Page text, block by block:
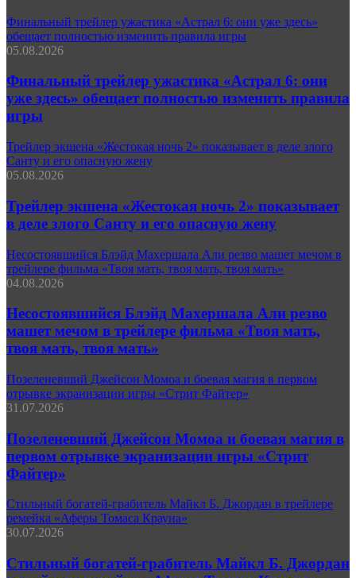
Финальный трейлер ужастика «Астрал 6: они уже здесь»
обещает полностью изменить правила игры
05.08.2026
Финальный трейлер ужастика «Астрал 6: они
уже здесь» обещает полностью изменить правила
игры
Трейлер экшена «Жестокая ночь 2» показывает в деле злого
Санту и его опасную жену
05.08.2026
Трейлер экшена «Жестокая ночь 2» показывает
в деле злого Санту и его опасную жену
Несостоявшийся Блэйд Махершала Али резво машет мечом в
трейлере фильма «Твоя мать, твоя мать, твоя мать»
04.08.2026
Несостоявшийся Блэйд Махершала Али резво
машет мечом в трейлере фильма «Твоя мать,
твоя мать, твоя мать»
Позеленевший Джейсон Момоа и боевая магия в первом
отрывке экранизации игры «Стрит Файтер»
31.07.2026
Позеленевший Джейсон Момоа и боевая магия в
первом отрывке экранизации игры «Стрит
Файтер»
Стильный богатей-грабитель Майкл Б. Джордан в трейлере
ремейка «Аферы Томаса Крауна»
30.07.2026
Стильный богатей-грабитель Майкл Б. Джордан